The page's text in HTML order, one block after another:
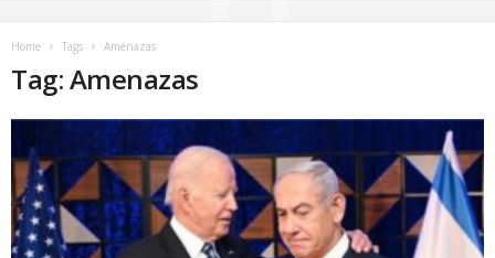
Home Tags Amenazas
Tag: Amenazas